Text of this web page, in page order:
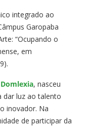
integrado ao
Garopaba
“Ocupando o
em
, nasceu
dar luz ao talento
inovador. Na
de participar da